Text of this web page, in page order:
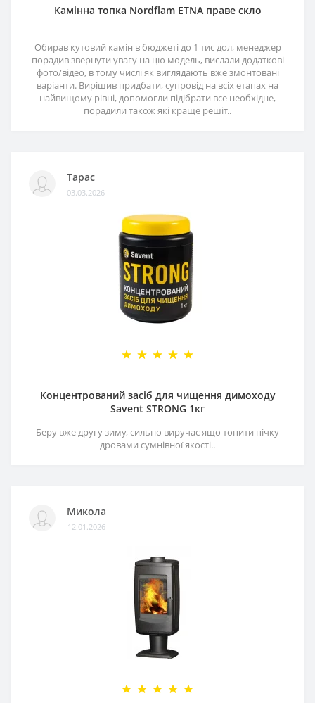
Камінна топка Nordflam ETNA праве скло
Обирав кутовий камін в бюджеті до 1 тис дол, менеджер
порадив звернути увагу на цю модель, вислали додаткові
фото/відео, в тому числі як виглядають вже змонтовані
варіанти. Вирішив придбати, супровід на всіх етапах на
найвищому рівні, допомогли підібрати все необхідне,
порадили також які краще решіт..
Тарас
03.03.2026
Концентрований засіб для чищення димоходу
Savent STRONG 1кг
Беру вже другу зиму, сильно виручає ящо топити пічку
дровами сумнівної якості..
Микола
12.01.2026